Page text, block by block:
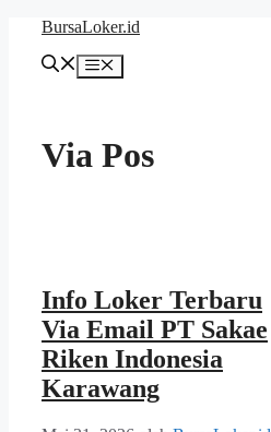
Langsung
BursaLoker.id
Menu
Via Pos
Info Loker Terbaru
Via Email PT Sakae
Riken Indonesia
Karawang